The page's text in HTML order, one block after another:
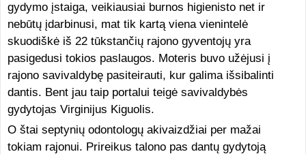
gydymo įstaiga, veikiausiai burnos higienisto net ir
nebūtų įdarbinusi, mat tik kartą viena vienintelė
skuodiškė iš 22 tūkstančių rajono gyventojų yra
pasigedusi tokios paslaugos. Moteris buvo užėjusi į
rajono savivaldybę pasiteirauti, kur galima išsibalinti
dantis. Bent jau taip portalui teigė savivaldybės
gydytojas Virginijus Kiguolis.
O štai septynių odontologų akivaizdžiai per mažai
tokiam rajonui. Prireikus talono pas dantų gydytoją